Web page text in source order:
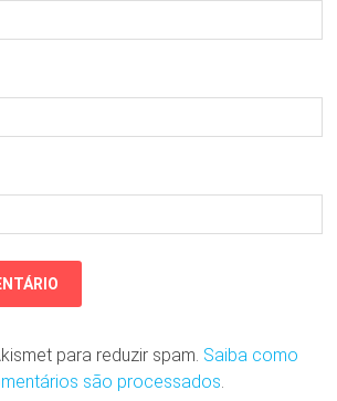
para reduzir spam. Saiba como
são processados